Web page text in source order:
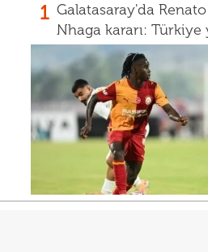
1 Galatasaray'da Renato
Nhaga kararı: Türkiye